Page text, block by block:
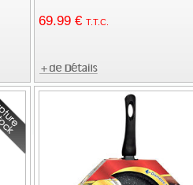
69.99 € T.T.C.